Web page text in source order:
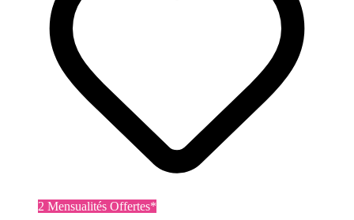
2 Mensualités Offertes*